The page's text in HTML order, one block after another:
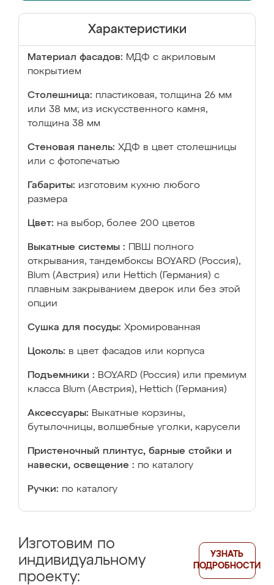
Характеристики
Материал фасадов: МДФ с акриловым
покрытием
Столешница: пластиковая, толщина 26 мм
или 38 мм; из искусственного камня,
толщина 38 мм
Стеновая панель: ХДФ в цвет столешницы
или с фотопечатью
Габариты: изготовим кухню любого
размера
Цвет: на выбор, более 200 цветов
Выкатные системы :
ПВШ полного
открывания, тандембоксы BOYARD (Россия),
Blum (Австрия) или Hettich (Германия) с
плавным закрыванием дверок или без этой
опции
Сушка для посуды: Хромированная
Цоколь: в цвет фасадов или корпуса
Подъемники : BOYARD (Россия) или премиум
класса Blum (Австрия), Hettich (Германия)
Аксессуары: Выкатные корзины,
бутылочницы, волшебные уголки, карусели
Пристеночный плинтус, барные стойки и
навески, освещение : по каталогу
Ручки: по каталогу
Изготовим по
индивидуальному
проекту:
УЗНАТЬ
ПОДРОБНОСТИ